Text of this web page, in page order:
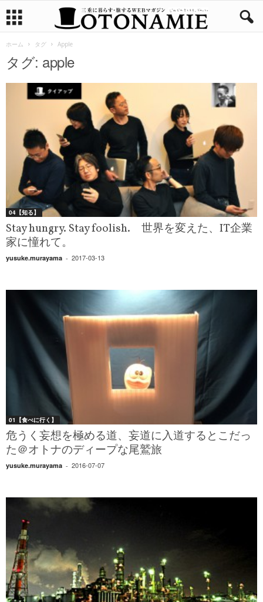
ホーム タグ Apple
タグ: apple
04【知る】
Stay hungry. Stay foolish. 世界を変えた、IT企業
家に憧れて。
yusuke.murayama - 2017-03-13
01【食べに行く】
危うく妄想を極める道、妄道に入道するとこだっ
た＠オトナのディープな尾鷲旅
yusuke.murayama - 2016-07-07